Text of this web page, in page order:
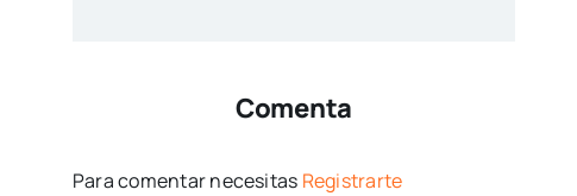
Comenta
Para comentar necesitas Registrarte